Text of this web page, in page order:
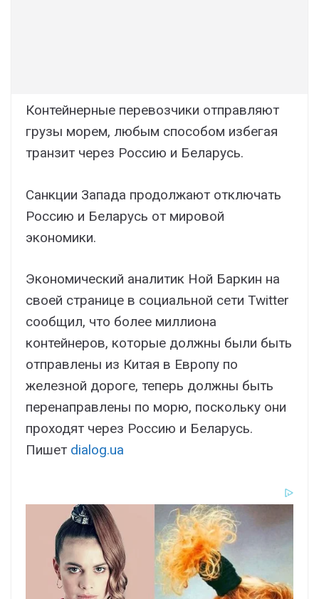
Контейнерные перевозчики отправляют
грузы морем, любым способом избегая
транзит через Россию и Беларусь.
Санкции Запада продолжают отключать
Россию и Беларусь от мировой
экономики.
Экономический аналитик Ной Баркин на
своей странице в социальной сети Twitter
сообщил, что более миллиона
контейнеров, которые должны были быть
отправлены из Китая в Европу по
железной дороге, теперь должны быть
перенаправлены по морю, поскольку они
проходят через Россию и Беларусь.
Пишет dialog.ua